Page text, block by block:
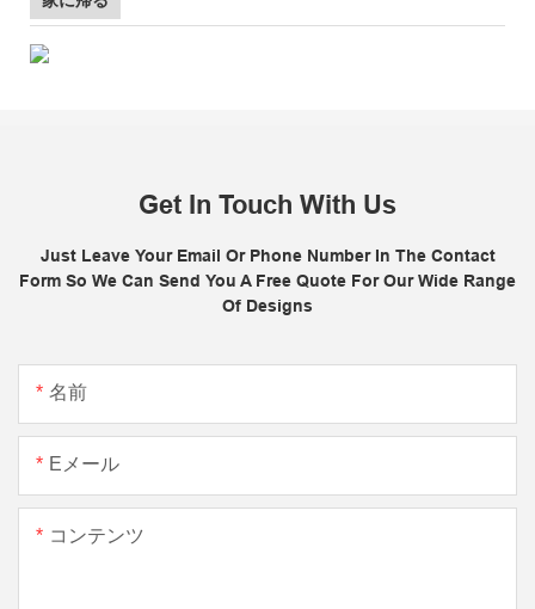
Get In Touch With Us
Just Leave Your Email Or Phone Number In The Contact
Form So We Can Send You A Free Quote For Our Wide Range
Of Designs
名前
Eメール
コンテンツ